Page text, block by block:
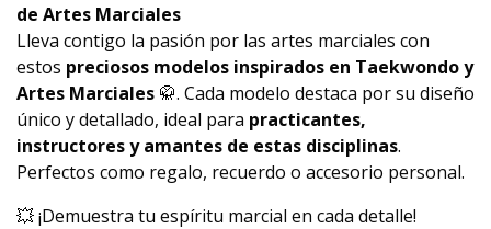
de Artes Marciales
Lleva contigo la pasión por las artes marciales con
estos preciosos modelos inspirados en Taekwondo y
Artes Marciales 🥋. Cada modelo destaca por su diseño
único y detallado, ideal para practicantes,
instructores y amantes de estas disciplinas.
Perfectos como regalo, recuerdo o accesorio personal.
💥 ¡Demuestra tu espíritu marcial en cada detalle!